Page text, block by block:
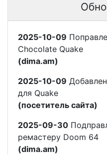
2025-10-09
Chocolate Quake
(dima.am)
2025-10-09
для Quake
(посетитель сайта)
2025-09-30
ремастеру Doom 64
(dima.am)